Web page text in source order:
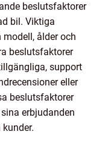
beslutsfaktorer
bil. Viktiga
ålder och
beslutsfaktorer
support
eller
beslutsfaktorer
erbjudanden